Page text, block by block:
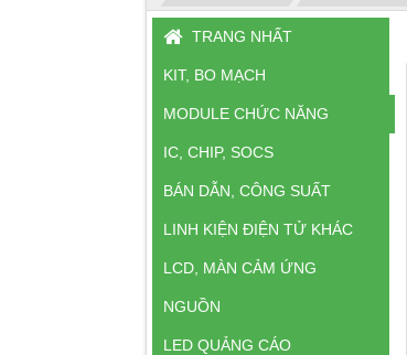
TRANG NHẤT
KIT, BO MẠCH
MODULE CHỨC NĂNG
IC, CHIP, SOCS
BÁN DẪN, CÔNG SUẤT
LINH KIỆN ĐIỆN TỬ KHÁC
LCD, MÀN CẢM ỨNG
NGUỒN
LED QUẢNG CÁO